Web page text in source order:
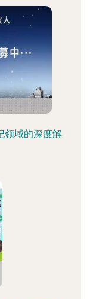
领域的深度解